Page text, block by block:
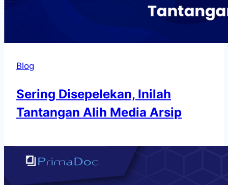
Blog
Sering Disepelekan, Inilah
Tantangan Alih Media Arsip